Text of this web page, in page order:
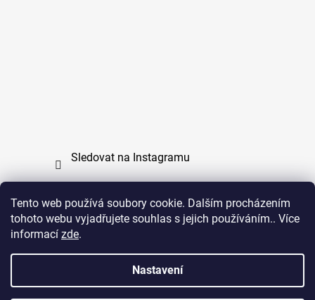
Tento web používá soubory cookie. Dalším procházením
tohoto webu vyjadřujete souhlas s jejich používáním.. Více
informací zde.
Nastavení
Sledovat na Instagramu
Copyright (c) 2011 - 2026 zoo-branik.cz - Všechna